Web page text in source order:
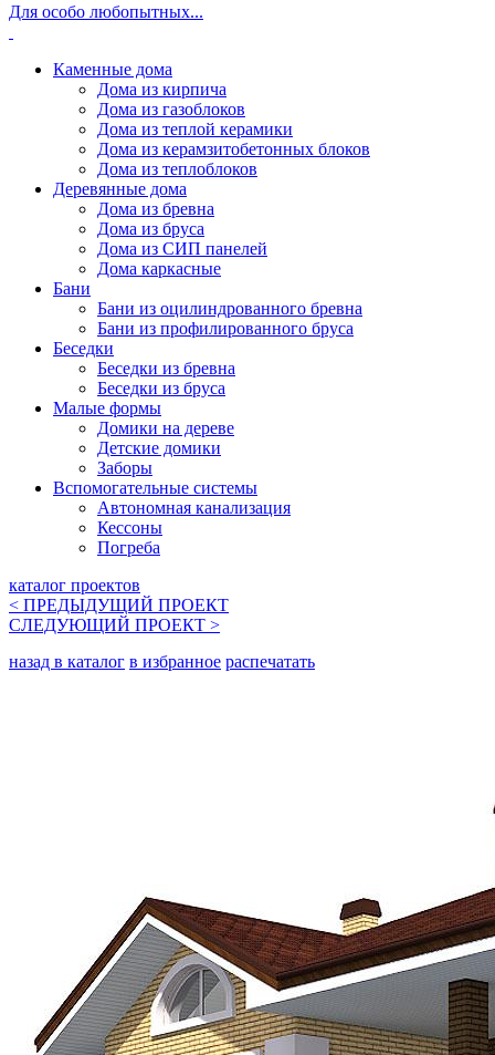
Для особо любопытных...
Каменные дома
Дома из кирпича
Дома из газоблоков
Дома из теплой керамики
Дома из керамзитобетонных блоков
Дома из теплоблоков
Деревянные дома
Дома из бревна
Дома из бруса
Дома из СИП панелей
Дома каркасные
Бани
Бани из оцилиндрованного бревна
Бани из профилированного бруса
Беседки
Беседки из бревна
Беседки из бруса
Малые формы
Домики на дереве
Детские домики
Заборы
Вспомогательные системы
Автономная канализация
Кессоны
Погреба
каталог проектов
< ПРЕДЫДУЩИЙ ПРОЕКТ
СЛЕДУЮЩИЙ ПРОЕКТ >
назад в каталог в избранное распечатать